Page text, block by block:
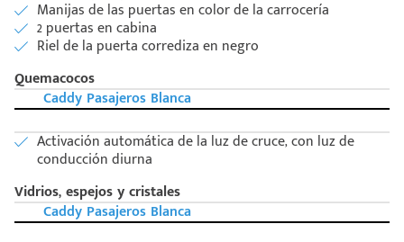
Manijas de las puertas en color de la carrocería
2 puertas en cabina
Riel de la puerta corrediza en negro
Quemacocos
Caddy Pasajeros Blanca
Activación automática de la luz de cruce, con luz de
conducción diurna
Vidrios, espejos y cristales
Caddy Pasajeros Blanca